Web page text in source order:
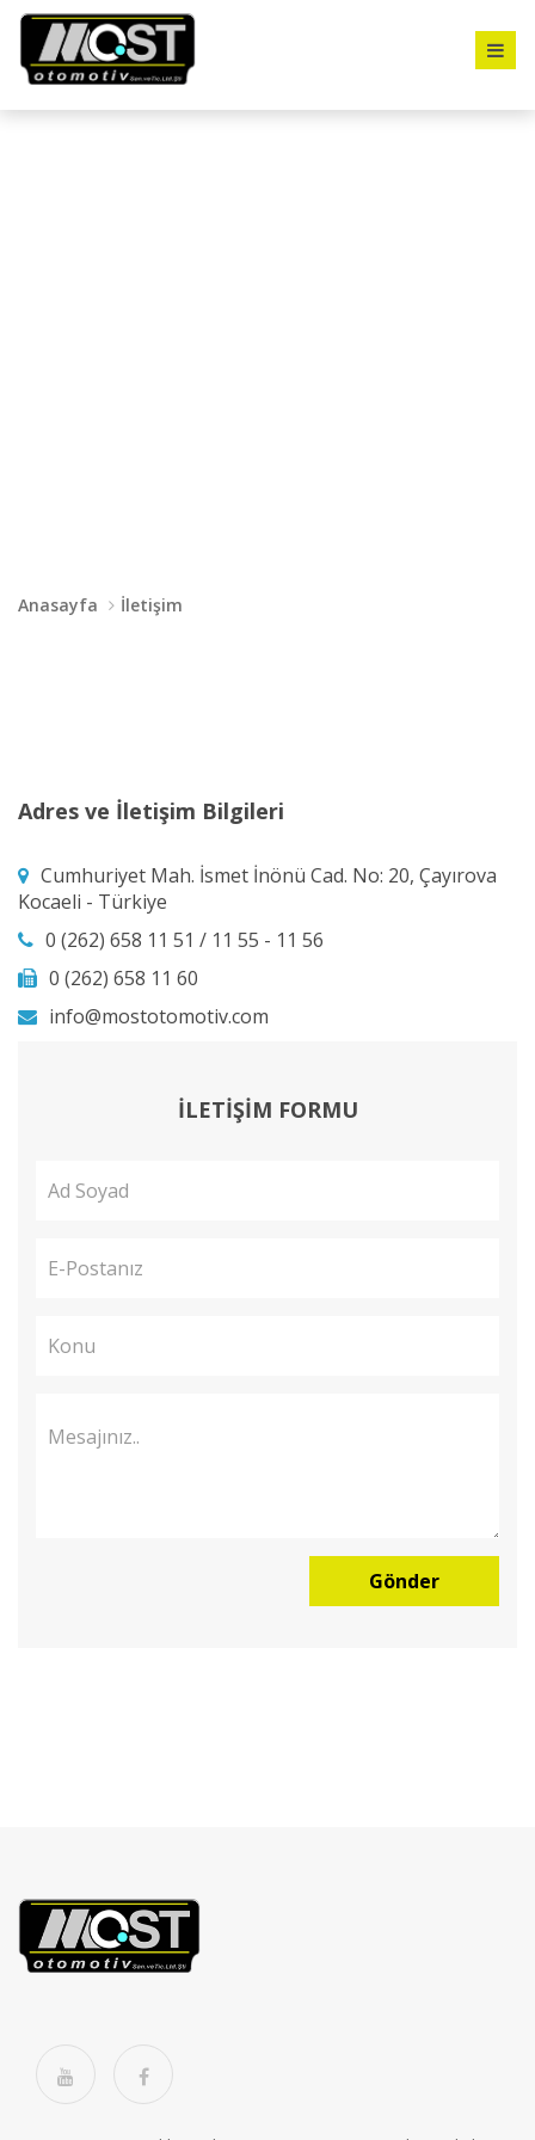
Anasayfa İletişim
Adres ve İletişim Bilgileri
Cumhuriyet Mah. İsmet İnönü Cad. No: 20, Çayırova
Kocaeli - Türkiye
0 (262) 658 11 51 / 11 55 - 11 56
0 (262) 658 11 60
info@mostotomotiv.com
İLETİŞİM FORMU